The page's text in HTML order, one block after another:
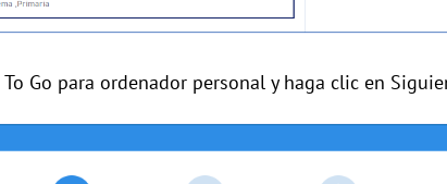
To Go para ordenador personal y haga clic en